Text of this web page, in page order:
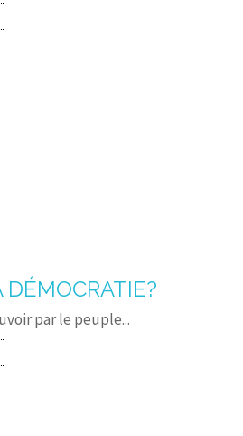
par le peuple...